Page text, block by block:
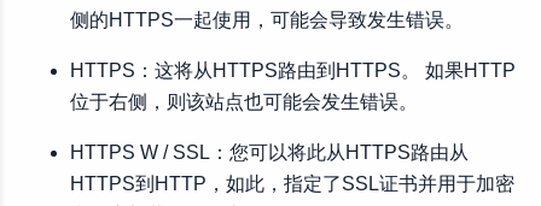
侧的HTTPS一起使用，可能会导致发生错误。
HTTPS：这将从HTTPS路由到HTTPS。 如果HTTP
位于右侧，则该站点也可能会发生错误。
HTTPS W / SSL：您可以将此从HTTPS路由从
HTTPS到HTTP，如此，指定了SSL证书并用于加密